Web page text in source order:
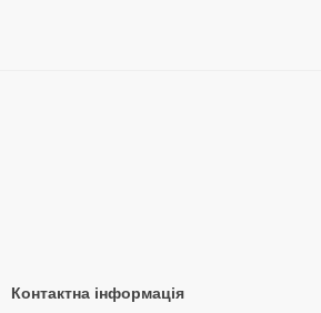
Контактна інформація